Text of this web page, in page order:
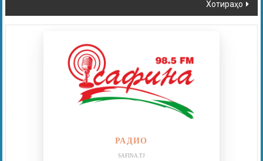
Хотираҳо
РАДИО
SAFINA.TJ